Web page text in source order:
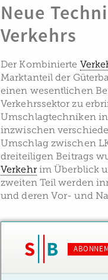
Neue
Verkehrs
Der Kombinierte
Marktanteil der
einen wesentlichen
Verkehrssektor zu
Umschlagtechniken
inzwischen
Umschlag zwischen
dreiteiligen Beitrags
Verkehrim Überblick
zweiten Teil werden
und deren Vor- und